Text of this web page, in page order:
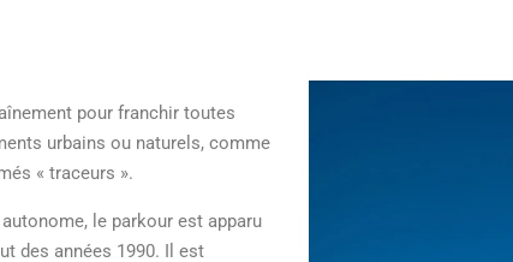
pour franchir toutes
urbains ou naturels, comme
« traceurs ».
le parkour est apparu
des années 1990. Il est